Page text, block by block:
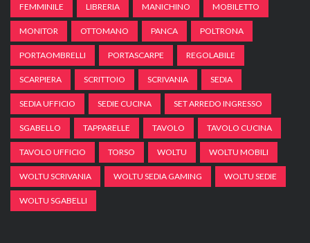
FEMMINILE LIBRERIA MANICHINO MOBILETTO
MONITOR OTTOMANO PANCA POLTRONA
PORTAOMBRELLI PORTASCARPE REGOLABILE
SCARPIERA SCRITTOIO SCRIVANIA SEDIA
SEDIA UFFICIO SEDIE CUCINA SET ARREDO INGRESSO
SGABELLO TAPPARELLE TAVOLO TAVOLO CUCINA
TAVOLO UFFICIO TORSO WOLTU WOLTU MOBILI
WOLTU SCRIVANIA WOLTU SEDIA GAMING WOLTU SEDIE
WOLTU SGABELLI